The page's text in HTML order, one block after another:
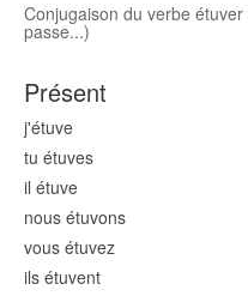
Conjugaison du verbe
passe...)
Présent
j'étuve
tu étuves
il étuve
nous étuvons
vous étuvez
ils étuvent